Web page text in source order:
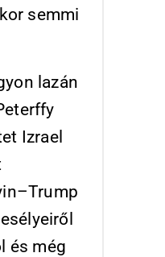
semmi
lazán
Izrael
és még